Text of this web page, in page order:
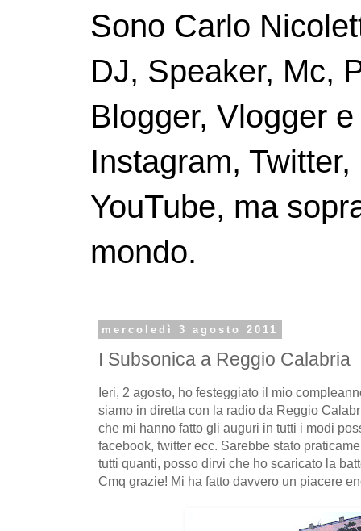
Sono Carlo
DJ, Speaker, Mc,
Blogger, Vlogger
Instagram,
YouTube, ma
mondo.
mercoledì 3 agosto 2011
I Subsonica a Reggio Calabria
Ieri, 2 agosto, ho festeggiato il mio
siamo in diretta con la radio da Reggio
che mi hanno fatto gli auguri in tutti i modi
facebook, twitter ecc. Sarebbe stato
tutti quanti, posso dirvi che ho scaricato la
Cmq grazie! Mi ha fatto davvero un piacere